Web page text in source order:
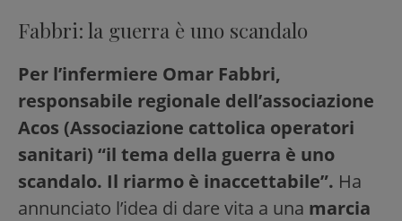
Fabbri: la guerra è uno scandalo
Per l’infermiere Omar Fabbri,
responsabile regionale dell’associazione
Acos (Associazione cattolica operatori
sanitari) “il tema della guerra è uno
scandalo. Il riarmo è inaccettabile”. Ha
annunciato l’idea di dare vita a una marcia